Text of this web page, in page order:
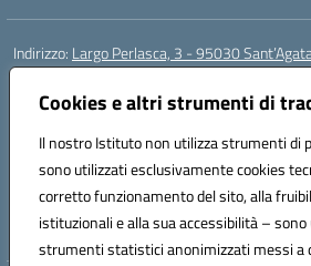
Cookies e altri strumenti di
Il nostro Istituto non utilizza strumenti di
sono utilizzati esclusivamente cookies
corretto funzionamento del sito, alla
istituzionali e alla sua accessibilità –
strumenti statistici anonimizzati messi a
Indirizzo: Largo Perlasca, 3 - 95030
Centralino:
Posta elettronica certificata (PEC):
Codice fiscale: 93253680875
Codice meccanografico:CTIC8BL002
Codice Indice delle Pubbliche Amministrazioni
Codice unico di fatturazione (CUF): F8M4AH